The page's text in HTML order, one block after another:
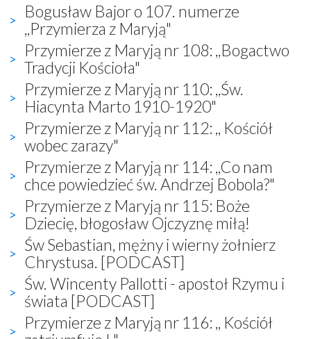
Bogusław Bajor o 107. numerze
,,Przymierza z Maryją"
Przymierze z Maryją nr 108: ,,Bogactwo
Tradycji Kościoła"
Przymierze z Maryją nr 110: ,,Św.
Hiacynta Marto 1910-1920"
Przymierze z Maryją nr 112: ,, Kościół
wobec zarazy"
Przymierze z Maryją nr 114: ,,Co nam
chce powiedzieć św. Andrzej Bobola?"
Przymierze z Maryją nr 115: Boże
Dziecię, błogosław Ojczyznę miłą!
Św Sebastian, mężny i wierny żołnierz
Chrystusa. [PODCAST]
Św. Wincenty Pallotti - apostoł Rzymu i
świata [PODCAST]
Przymierze z Maryją nr 116: ,, Kościół